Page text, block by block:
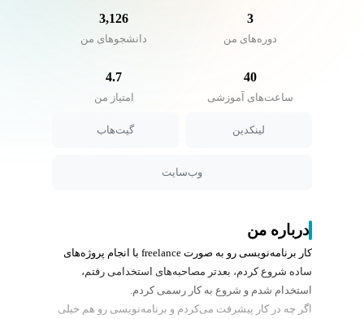
3
دوره‌های من
3,126
دانشجو‌های من
40
ساعت‌های آموزشی
4.7
امتیاز من
لینکدین گیت‌هاب
وب‌سایت
درباره من
کار برنامه‌نویسی رو به صورت freelance با انجام پروژه‌های
ساده شروع کردم، بعدتر مصاحبه‌های استخدامی رفتم،
استخدام شدم و شروع به کار رسمی کردم.
اگر چه در کار پیشرفت می‌کردم و برنامه‌نویسی رو هم خیلی